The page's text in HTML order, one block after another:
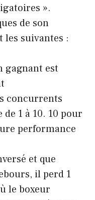
».
de son
les suivantes :
gagnant est
concurrents
1 à 10. 10 pour
performance
et que
il perd 1
le boxeur